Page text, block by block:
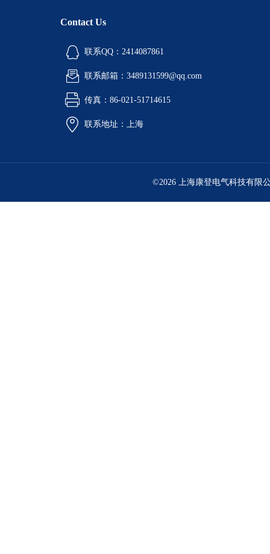
Contact Us
联系QQ：2414087861
联系邮箱：3489131599@qq.com
传真：86-021-51714615
联系地址：上海
©2026 上海康登电气科技有限